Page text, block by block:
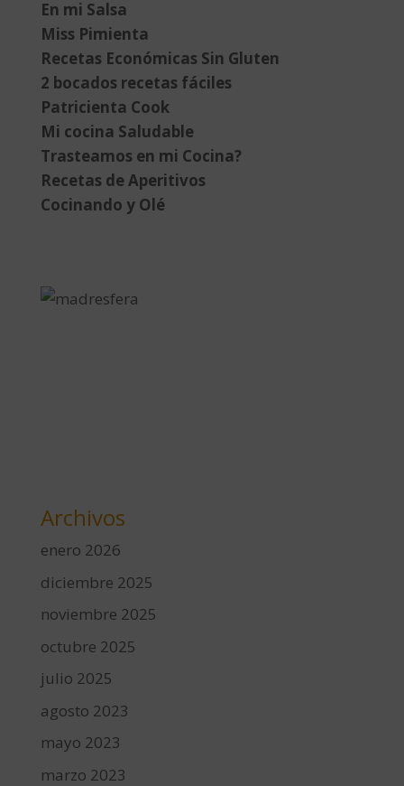
En mi Salsa
Miss Pimienta
Recetas Económicas Sin Gluten
2 bocados recetas fáciles
Patricienta Cook
Mi cocina Saludable
Trasteamos en mi Cocina?
Recetas de Aperitivos
Cocinando y Olé
Archivos
enero 2026
diciembre 2025
noviembre 2025
octubre 2025
julio 2025
agosto 2023
mayo 2023
marzo 2023